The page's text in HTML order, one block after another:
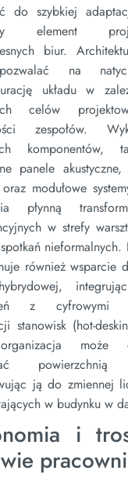
do szybkiej
element
biur.
na
układu w
celów
zespołów.
komponentów,
panele
oraz modułowe
płynną
w strefy
nieformalnych.
również wsparcie
z cyfrowymi
stanowisk (hot-
może
powierzchnią
ją do zmiennej
w budynku w
i